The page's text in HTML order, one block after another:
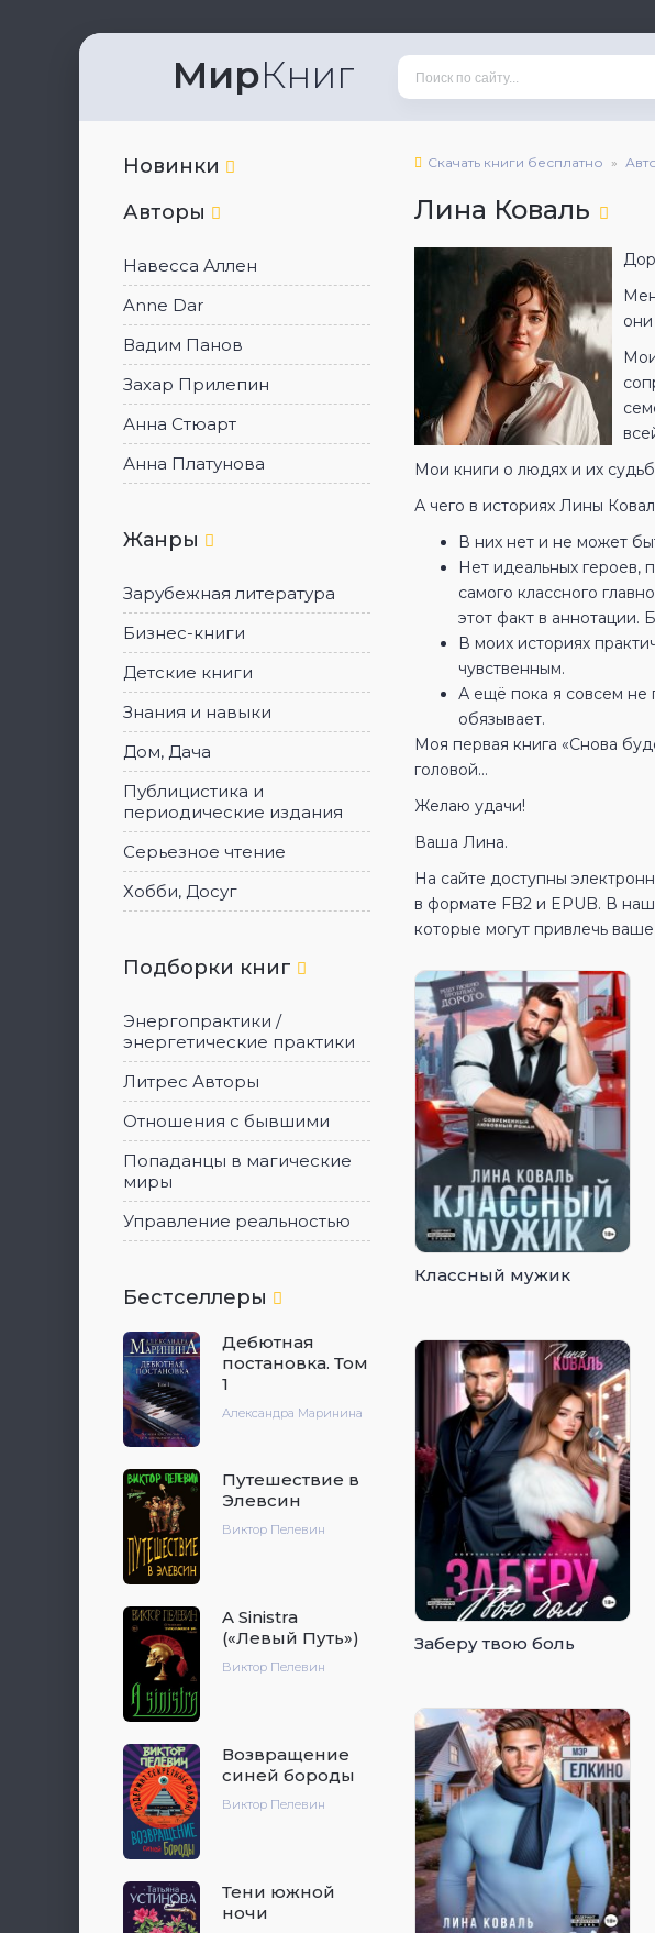
МирКниг
Новинки
Авторы
Навесса Аллен
Anne Dar
Вадим Панов
Захар Прилепин
Анна Стюарт
Анна Платунова
Жанры
Зарубежная литература
Бизнес-книги
Детские книги
Знания и навыки
Дом, Дача
Публицистика и
периодические издания
Серьезное чтение
Хобби, Досуг
Подборки книг
Энергопрактики /
энергетические практики
Литрес Авторы
Отношения с бывшими
Попаданцы в магические
миры
Управление реальностью
Бестселлеры
Дебютная
постановка. Том
1
Александра Маринина
Путешествие в
Элевсин
Виктор Пелевин
A Sinistra
(«Левый Путь»)
Виктор Пелевин
Возвращение
синей бороды
Виктор Пелевин
Тени южной
ночи
Скачать книги бесплатно
Лина Коваль
Мои книги о людях и их
А чего в историях Лины
В них нет и не может
Нет идеальных героев,
самого классного
этот факт в аннотации.
В моих историях
чувственным.
А ещё пока я совсем не
обязывает.
Моя первая книга «Снова
головой…
Желаю удачи!
Ваша Лина.
На сайте доступны
в формате FB2 и EPUB. В
которые могут привлечь
Классный мужик
Заберу твою боль